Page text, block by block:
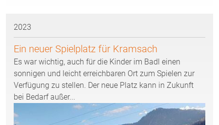
2023
Ein neuer Spielplatz für Kramsach
Es war wichtig, auch für die Kinder im Badl einen
sonnigen und leicht erreichbaren Ort zum Spielen zur
Verfügung zu stellen. Der neue Platz kann in Zukunft
bei Bedarf außer...